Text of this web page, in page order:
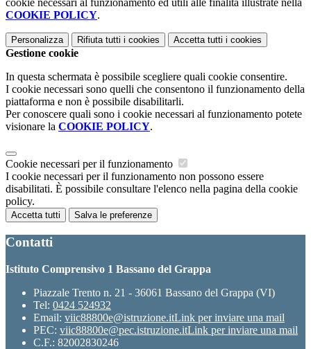
COOKIE POLICY.
Personalizza Rifiuta tutti i cookies Accetta tutti i cookies
Gestione cookie
In questa schermata è possibile scegliere quali cookie consentire.
I cookie necessari sono quelli che consentono il funzionamento della
piattaforma e non è possibile disabilitarli.
Per conoscere quali sono i cookie necessari al funzionamento potete
visionare la COOKIE POLICY.
Cookie necessari per il funzionamento
I cookie necessari per il funzionamento non possono essere
disabilitati. È possibile consultare l'elenco nella pagina della cookie
policy.
Accetta tutti Salva le preferenze
Contatti
Istituto Comprensivo 1 Bassano del Grappa
Piazzale Trento n. 21 - 36061 Bassano del Grappa (VI)
Tel: 0424 524932
Email: viic88800e@istruzione.itLink per inviare una mail
PEC: viic88800e@pec.istruzione.itLink per inviare una mail
C.F.: 82002830246